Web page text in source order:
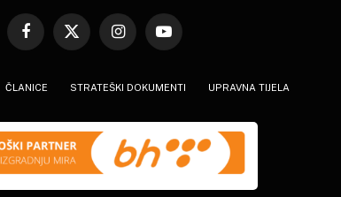
Facebook
X
InstagramYouTube
ČLANICE STRATEŠKI DOKUMENTI UPRAVNA TIJELA